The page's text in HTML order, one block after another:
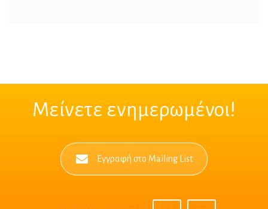
Μείνετε ενημερωμένοι!
Εγγραφή στο Mailing List